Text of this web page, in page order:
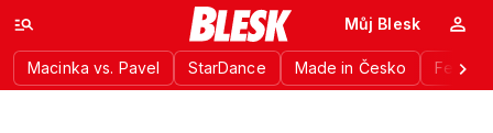
Macinka vs. Pavel StarDance Made in Česko
Můj Blesk